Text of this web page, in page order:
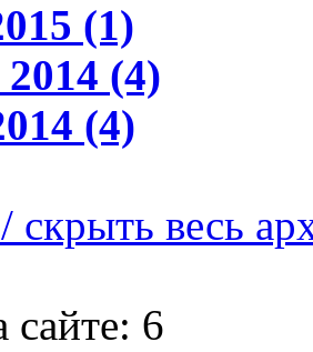
(1)
(4)
(4)
скрыть весь
сайте: 6